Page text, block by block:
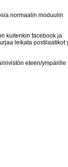
normaalin moduulin
kuitenkin facebook ja
leikata postilaatikot
eteen/ympärille